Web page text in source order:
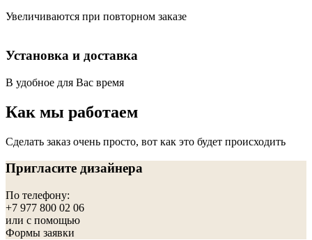
Увеличиваются при повторном заказе
Установка и доставка
В удобное для Вас время
Как мы работаем
Сделать заказ очень просто, вот как это будет происходить
Пригласите дизайнера
По телефону:
+7 977 800 02 06
или с помощью
Формы заявки